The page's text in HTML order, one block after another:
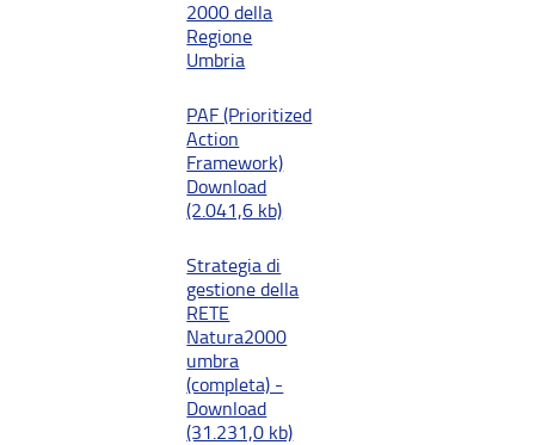
2000 della
Regione
Umbria
PAF (Prioritized
Action
Framework)
Download
(2.041,6 kb)
Strategia di
gestione della
RETE
Natura2000
umbra
(completa) -
Download
(31.231,0 kb)